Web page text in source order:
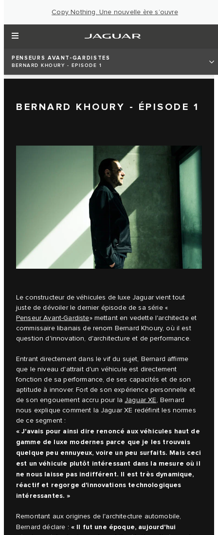
Copy Nothing. Une nouvelle ère s’ouvre
PENSEURS AVANT-GARDISTES
BERNARD KHOURY - ÉPISODE 1
BERNARD KHOURY - ÉPISODE 1
Le constructeur de véhicules de luxe Jaguar vient tout
juste de dévoiler le dernier épisode de sa série «
Penseur Avant-Gardiste» mettant en vedette l'architecte et
commissaire libanais de renom Bernard Khoury, où il est
question d'innovation, d'architecture et de performance.
Entrant directement dans le vif du sujet, Bernard affirme
que le niveau d'attrait d'un véhicule est directement
fonction de sa performance, de ses capacités et de son
aptitude à innover. Fort de son expérience personnelle et
de son engouement accru pour la Jaguar XE, Bernard
nous explique comment la Jaguar XE redéfinit les normes
de ce segment :
« J'avais pour ainsi dire renoncé aux véhicules haut de
gamme de luxe modernes parce que je les trouvais
quelque peu ennuyeux, voire un peu surfaits. Mais ceci
est un véhicule plutôt intéressant dans la mesure où il
ne nous laisse pas indifférent. Il est très dynamique,
réactif et regorge d'innovations technologiques
intéressantes. »
Remontant aux origines de l'architecture automobile,
Bernard déclare : « Il fut une époque, aujourd'hui